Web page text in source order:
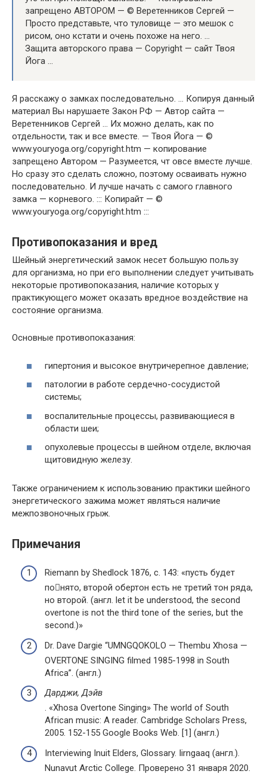
запрещено АВТОРОМ — © Веретенников Сергей —
Просто представьте, что туловище — это мешок с
рисом, оно кстати и очень похоже на него. …
Защита авторского права — Copyright — сайт Твоя
Йога …
Я расскажу о замках последовательно. … Копируя данный
материал Вы нарушаете Закон РФ — Автор сайта —
Веретенников Сергей … Их можно делать, как по
отдельности, так и все вместе. — Твоя Йога — ©
www.youryoga.org/copyright.htm — копирование
запрещено Автором — Разумеется, чт овсе вместе лучше.
Но сразу это сделать сложно, поэтому осваивать нужно
последовательно. И лучше начать с самого главного
замка — корневого. ::: Копирайт — ©
www.youryoga.org/copyright.htm :::
Противопоказания и вред
Шейный энергетический замок несет большую пользу
для организма, но при его выполнении следует учитывать
некоторые противопоказания, наличие которых у
практикующего может оказать вредное воздействие на
состояние организма.
Основные противопоказания:
гипертония и высокое внутричерепное давление;
патологии в работе сердечно-сосудистой
системы;
воспалительные процессы, развивающиеся в
области шеи;
опухолевые процессы в шейном отделе, включая
щитовидную железу.
Также ограничением к использованию практики шейного
энергетического зажима может являться наличие
межпозвоночных грыж.
Примечания
Riemann by Shedlock 1876, с. 143: «пусть будет
понято, второй обертон есть не третий тон ряда,
но второй. (англ. let it be understood, the second
overtone is not the third tone of the series, but the
second.)»
Dr. Dave Dargie “UMNGQOKOLO — Thembu Xhosa —
OVERTONE SINGING filmed 1985-1998 in South
Africa”. (англ.)
Дарджи, Дэйв
. «Xhosa Overtone Singing» The world of South
African music: A reader. Cambridge Scholars Press,
2005. 152-155 Google Books Web. [1] (англ.)
Interviewing Inuit Elders, Glossary. Iirngaaq (англ.).
Nunavut Arctic College. Проверено 31 января 2020.